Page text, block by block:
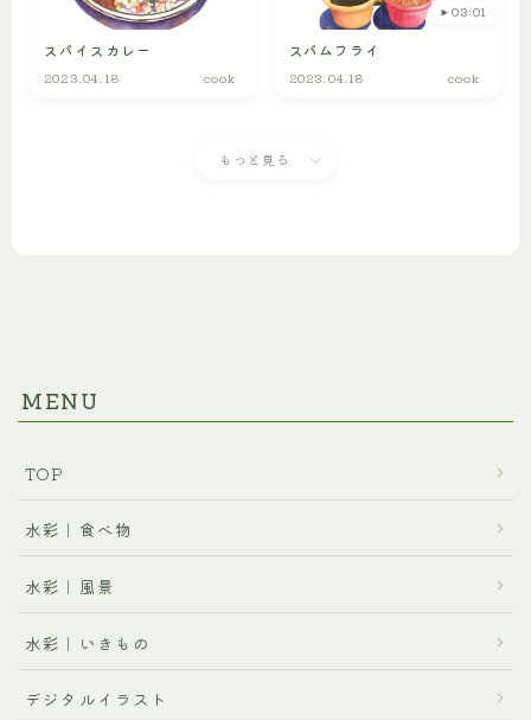
スパイスカレー
2023.04.18 cook
03:01
スパムフライ
2023.04.18 cook
もっと見る
MENU
TOP
水彩｜食べ物
水彩｜風景
水彩｜いきもの
デジタルイラスト